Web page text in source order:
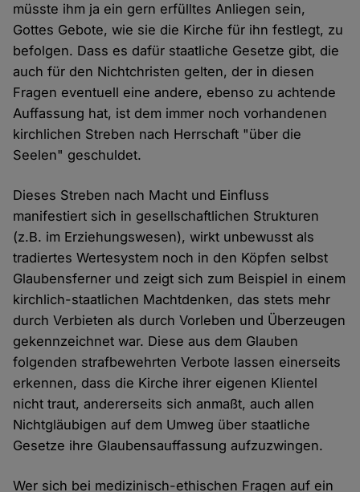
müsste ihm ja ein gern erfülltes Anliegen sein,
Gottes Gebote, wie sie die Kirche für ihn festlegt, zu
befolgen. Dass es dafür staatliche Gesetze gibt, die
auch für den Nichtchristen gelten, der in diesen
Fragen eventuell eine andere, ebenso zu achtende
Auffassung hat, ist dem immer noch vorhandenen
kirchlichen Streben nach Herrschaft "über die
Seelen" geschuldet.
Dieses Streben nach Macht und Einfluss
manifestiert sich in gesellschaftlichen Strukturen
(z.B. im Erziehungswesen), wirkt unbewusst als
tradiertes Wertesystem noch in den Köpfen selbst
Glaubensferner und zeigt sich zum Beispiel in einem
kirchlich-staatlichen Machtdenken, das stets mehr
durch Verbieten als durch Vorleben und Überzeugen
gekennzeichnet war. Diese aus dem Glauben
folgenden strafbewehrten Verbote lassen einerseits
erkennen, dass die Kirche ihrer eigenen Klientel
nicht traut, andererseits sich anmaßt, auch allen
Nichtgläubigen auf dem Umweg über staatliche
Gesetze ihre Glaubensauffassung aufzuzwingen.
Wer sich bei medizinisch-ethischen Fragen auf ein